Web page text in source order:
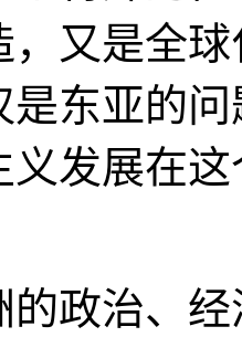
，又是全
是东亚的
义发展在
的政治、